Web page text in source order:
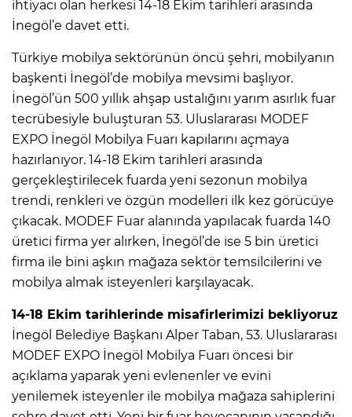
ihtiyacı olan herkesi 14-18 Ekim tarihleri arasında
İnegöl’e davet etti.
Türkiye mobilya sektörünün öncü şehri, mobilyanın
başkenti İnegöl’de mobilya mevsimi başlıyor.
İnegöl’ün 500 yıllık ahşap ustalığını yarım asırlık fuar
tecrübesiyle buluşturan 53. Uluslararası MODEF
EXPO İnegöl Mobilya Fuarı kapılarını açmaya
hazırlanıyor. 14-18 Ekim tarihleri arasında
gerçekleştirilecek fuarda yeni sezonun mobilya
trendi, renkleri ve özgün modelleri ilk kez görücüye
çıkacak. MODEF Fuar alanında yapılacak fuarda 140
üretici firma yer alırken, İnegöl’de ise 5 bin üretici
firma ile bini aşkın mağaza sektör temsilcilerini ve
mobilya almak isteyenleri karşılayacak.
14-18 Ekim tarihlerinde misafirlerimizi bekliyoruz
İnegöl Belediye Başkanı Alper Taban, 53. Uluslararası
MODEF EXPO İnegöl Mobilya Fuarı öncesi bir
açıklama yaparak yeni evlenenler ve evini
yenilemek isteyenler ile mobilya mağaza sahiplerini